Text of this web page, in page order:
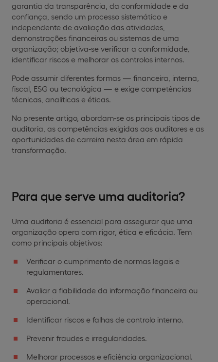
garantia da transparência, da conformidade e da
confiança, sendo um processo sistemático e
independente de avaliação das atividades,
demonstrações financeiras ou sistemas de uma
organização; objetiva-se verificar a conformidade,
identificar riscos e melhorar os controlos internos.
Pode assumir diferentes formas — financeira, interna,
fiscal, ESG ou tecnológica — e exige competências
técnicas, analíticas e éticas.
No presente artigo, abordam-se os principais tipos de
auditoria, as competências exigidas aos auditores e as
oportunidades de carreira nesta área em rápida
transformação.
Para que serve uma auditoria?
Uma auditoria é essencial para assegurar que uma
organização opera com rigor, ética e eficácia. Tem
como principais objetivos:
Verificar o cumprimento de normas legais e
regulamentares.
Avaliar a fiabilidade da informação financeira ou
operacional.
Identificar riscos e falhas de controlo interno.
Prevenir fraudes e irregularidades.
Melhorar processos e eficiência organizacional.